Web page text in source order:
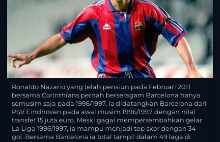
Ronaldo Nazario yang telah pensiun pada Februari 2011
bersama Corinthians pernah berseragam Barcelona hanya
semusim saja pada 1996/1997. Ia didatangkan Barcelona dari
PSV Eindhoven pada awal musim 1996/1997 dengan nilai
transfer 15 juta euro. Meski gagal mempersembahkan gelar
La Liga 1996/1997, ia mampu menjadi top skor dengan 34
gol. Bersama Barcelona ia total tampil dalam 49 laga di